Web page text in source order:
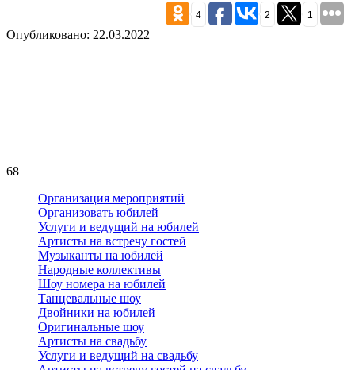
4 2 1
Опубликовано: 22.03.2022
68
Организация мероприятий
Организовать юбилей
Услуги и ведущий на юбилей
Артисты на встречу гостей
Музыканты на юбилей
Народные коллективы
Шоу номера на юбилей
Танцевальные шоу
Двойники на юбилей
Оригинальные шоу
Артисты на свадьбу
Услуги и ведущий на свадьбу